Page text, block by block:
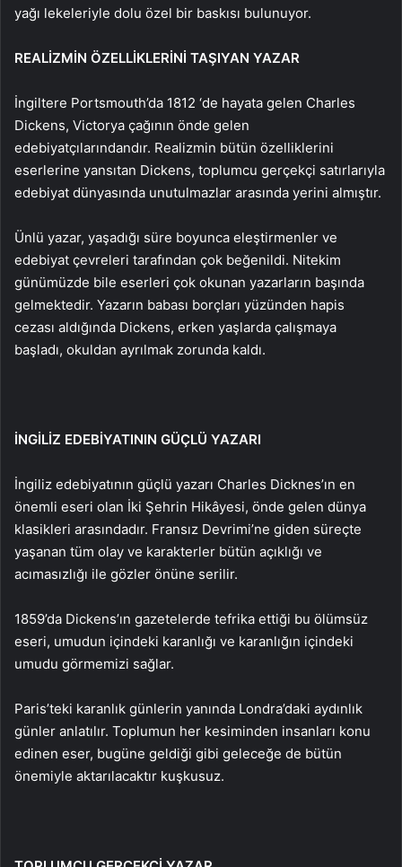
yağı lekeleriyle dolu özel bir baskısı bulunuyor.
REALİZMİN ÖZELLİKLERİNİ TAŞIYAN YAZAR
İngiltere Portsmouth’da 1812 ‘de hayata gelen Charles
Dickens, Victorya çağının önde gelen
edebiyatçılarındandır. Realizmin bütün özelliklerini
eserlerine yansıtan Dickens, toplumcu gerçekçi satırlarıyla
edebiyat dünyasında unutulmazlar arasında yerini almıştır.
Ünlü yazar, yaşadığı süre boyunca eleştirmenler ve
edebiyat çevreleri tarafından çok beğenildi. Nitekim
günümüzde bile eserleri çok okunan yazarların başında
gelmektedir. Yazarın babası borçları yüzünden hapis
cezası aldığında Dickens, erken yaşlarda çalışmaya
başladı, okuldan ayrılmak zorunda kaldı.
İNGİLİZ EDEBİYATININ GÜÇLÜ YAZARI
İngiliz edebiyatının güçlü yazarı Charles Dicknes’ın en
önemli eseri olan İki Şehrin Hikâyesi, önde gelen dünya
klasikleri arasındadır. Fransız Devrimi’ne giden süreçte
yaşanan tüm olay ve karakterler bütün açıklığı ve
acımasızlığı ile gözler önüne serilir.
1859’da Dickens’ın gazetelerde tefrika ettiği bu ölümsüz
eseri, umudun içindeki karanlığı ve karanlığın içindeki
umudu görmemizi sağlar.
Paris’teki karanlık günlerin yanında Londra’daki aydınlık
günler anlatılır. Toplumun her kesiminden insanları konu
edinen eser, bugüne geldiği gibi geleceğe de bütün
önemiyle aktarılacaktır kuşkusuz.